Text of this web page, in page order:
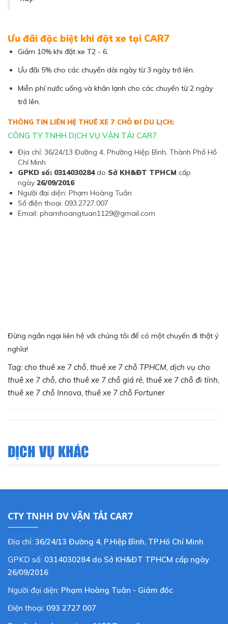
Ưu đãi đặc biệt khi đặt xe tại CAR7
Giảm 10% khi đặt xe T2 - 6.
Ưu đãi 5% cho các chuyến dài ngày từ 3 ngày trở lên.
Miễn phí nước uống và khăn lạnh cho các chuyến từ 2 ngày
trở lên.​
THÔNG TIN LIÊN HỆ THUÊ XE 7 CHỖ ĐI DU LỊCH:
CÔNG TY TNHH DỊCH VỤ VẬN TẢI CAR7
Địa chỉ: 36/24/13 Đường 4, Phường Hiệp Bình, Thành Phố Hồ
Chí Minh
GPKD số: 0314030284do Sở KH&ĐT TPHCM cấp
ngày 26/09/2016
Người đại diện: Phạm Hoàng Tuân
Số điện thoại: 093.2727.007
Email: phamhoangtuan1129@gmail.com
Đừng ngần ngại liên hệ với chúng tôi để có một chuyến đi thật ý
nghĩa!
Tag: cho thuê xe 7 chỗ, thuê xe 7 chỗ TPHCM, dịch vụ cho
thuê xe 7 chỗ, cho thuê xe 7 chỗ giá rẻ, thuê xe 7 chỗ đi tỉnh,
thuê xe 7 chỗ Innova, thuê xe 7 chỗ Fortuner
DỊCH VỤ KHÁC
CTY TNHH DV VẬN TẢI CAR7
Địa chỉ: 36/24/13 Đường 4, P.Hiệp Bình, TP.Hồ Chí Minh
GPKD số: 0314030284 do Sở KH&ĐT TPHCM cấp ngày
26/09/2016
Người đại diện: Phạm Hoàng Tuân - Giám đốc
Điện thoại: 093 2727 007